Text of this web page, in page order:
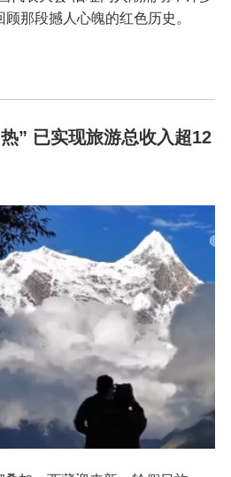
那段撼人心魄的红色历史。
” 已实现旅游总收入超12